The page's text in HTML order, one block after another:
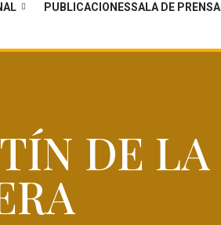
PUBLICACIONESSALA DE PRENSA
DE LA